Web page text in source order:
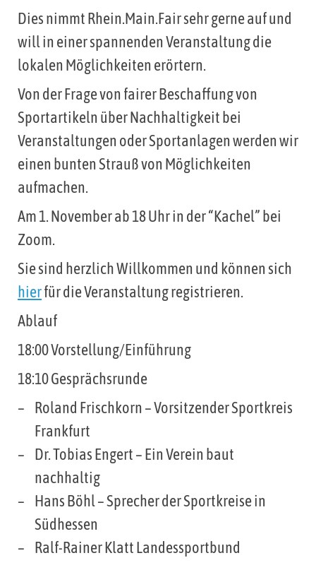
Dies nimmt Rhein.Main.Fair sehr gerne auf und
will in einer spannenden Veranstaltung die
lokalen Möglichkeiten erörtern.
Von der Frage von fairer Beschaffung von
Sportartikeln über Nachhaltigkeit bei
Veranstaltungen oder Sportanlagen werden wir
einen bunten Strauß von Möglichkeiten
aufmachen.
Am 1. November ab 18 Uhr in der “Kachel” bei
Zoom.
Sie sind herzlich Willkommen und können sich
hierfür die Veranstaltung registrieren.
Ablauf
18:00 Vorstellung/Einführung
18:10 Gesprächsrunde
Roland Frischkorn – Vorsitzender Sportkreis
Frankfurt
Dr. Tobias Engert – Ein Verein baut
nachhaltig
Hans Böhl – Sprecher der Sportkreise in
Südhessen
Ralf-Rainer Klatt Landessportbund